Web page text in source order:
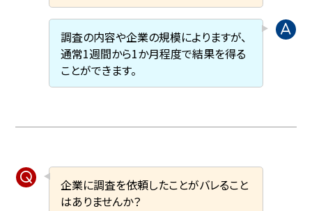
調査の内容や企業の規模によりますが、
通常1週間から1か月程度で結果を得る
ことができます。
企業に調査を依頼したことがバレること
はありませんか？